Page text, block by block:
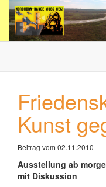
Kunst
Beitrag vom 02.11.2010
Ausstellung ab
mit Diskussion